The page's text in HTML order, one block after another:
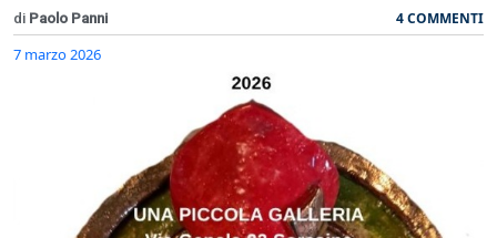
di Paolo Panni 4 COMMENTI
7 marzo 2026